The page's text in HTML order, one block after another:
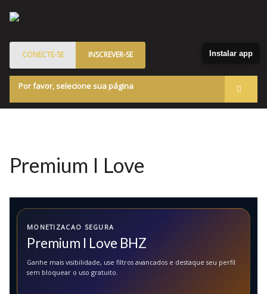
CONECTE-SE INSCREVER-SE
Por favor, selecione sua página
Programa de Patrocinados
Marketplace
Premium I Love
MONETIZACAO SEGURA
Premium I Love BHZ
Ganhe mais visibilidade, use filtros avancados e destaque seu perfil
sem bloquear o uso gratuito.
Instalar app